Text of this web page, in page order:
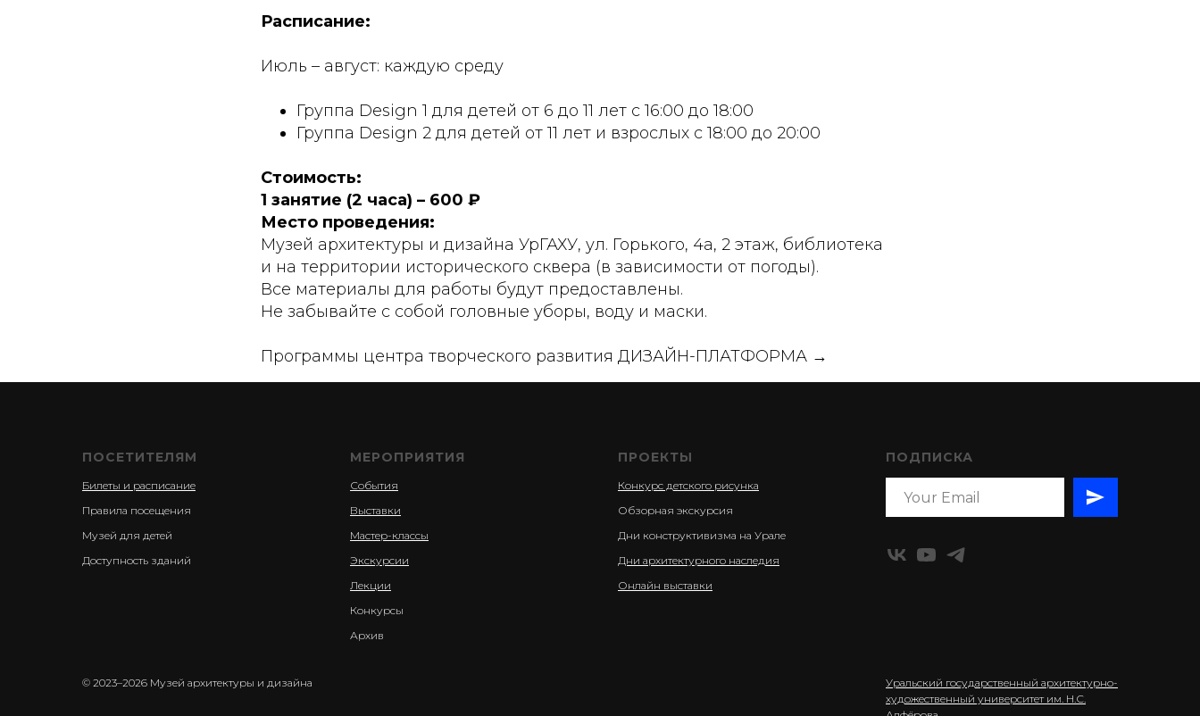
Расписание:
Июль – август: каждую среду
Группа Design 1 для детей от 6 до 11 лет с 16:00 до 18:00
Группа Design 2 для детей от 11 лет и взрослых с 18:00 до 20:00
Стоимость:
1 занятие (2 часа) – 600 ₽
Место проведения:
Музей архитектуры и дизайна УрГАХУ, ул. Горького, 4а, 2 этаж, библиотека
и на территории исторического сквера (в зависимости от погоды).
Все материалы для работы будут предоставлены.
Не забывайте с собой головные уборы, воду и маски.
Программы центра творческого развития ДИЗАЙН-ПЛАТФОРМА →
ПОСЕТИТЕЛЯМ
Билеты и расписание
Правила посещения
Музей для детей
Доступность зданий
МЕРОПРИЯТИЯ
События
Выставки
Мастер-классы
Экскурсии
Лекции
Конкурсы
Архив
ПРОЕКТЫ
Конкурс детского рисунка
Обзорная экскурсия
Дни конструктивизма на Урале
Дни архитектурного наследия
Онлайн выставки
ПОДПИСКА
© 2023–2026 Музей архитектуры и дизайна
Уральский государственный архитектурно-
художественный университет им. Н.С.